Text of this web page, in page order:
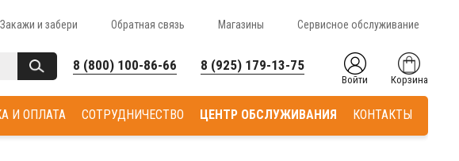
Закажи и забери Обратная связь Магазины Сервисное обслуживание
8 (800) 100-86-66 8 (925) 179-13-75
Войти Корзина
КОНТАКТЫ
ЦЕНТР ОБСЛУЖИВАНИЯ
СОТРУДНИЧЕСТВО
И ОПЛАТА